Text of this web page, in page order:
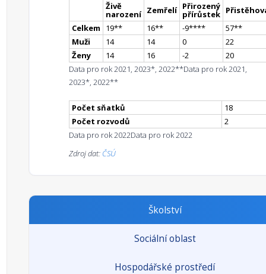
Živě
narození Zemřelí Přirozený
přírůstek
Celkem
19** 16** -9**** 57**
Muži
14 14 0
22
Ženy
14 16 -2
20
Data pro rok 2021, 2023*, 2022**Data pro rok 2021,
2023*, 2022**
Počet sňatků
18
Počet rozvodů
2
Data pro rok 2022Data pro rok 2022
Zdroj dat: ČSÚ
Školství
Sociální oblast
Hospodářské prostředí